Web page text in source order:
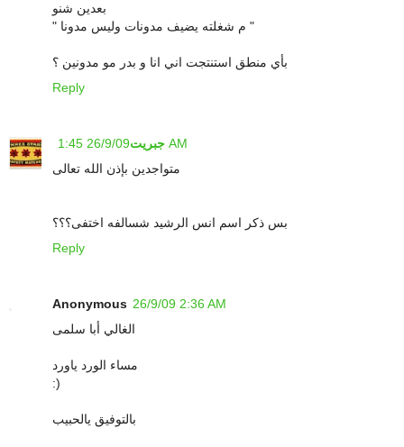
بعدين شنو
" م شغلته يضيف مدونات وليس مدونا "
بأي منطق استنتجت اني انا و بدر مو مدونين ؟
Reply
جبريت 26/9/09 1:45 AM
متواجدين بإذن الله تعالى
بس ذكر اسم انس الرشيد شسالفه اختفى؟؟؟
Reply
Anonymous 26/9/09 2:36 AM
الغالي أبا سلمى
مساء الورد ياورد
:)
بالتوفيق يالحبيب